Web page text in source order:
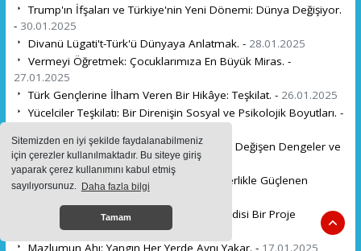
Sitemizden en iyi şekilde faydalanabilmeniz
için çerezler kullanılmaktadır. Bu siteye giriş
yaparak çerez kullanımını kabul etmiş
sayılıyorsunuz. Daha fazla bilgi
Tamam
Trump'ın İfşaları ve Türkiye'nin Yeni Dönemi: Dünya Değişiyor.
- 30.01.2025
Divanü Lügati't-Türk'ü Dünyaya Anlatmak. - 28.01.2025
Vermeyi Öğretmek: Çocuklarımıza En Büyük Miras. -
27.01.2025
Türk Gençlerine İlham Veren Bir Hikâye: Teşkilat. - 26.01.2025
Yücelciler Teşkilatı: Bir Direnişin Sosyal ve Psikolojik Boyutları. -
İsrail-Hamas Çatışmasında Yeni Dönem: Değişen Dengeler ve
Büyük Kayıplar. -22.01.2025
Bu Memleket Hepimizin: Birlik ve Beraberlikle Güçlenen
19.01.2025
Türkiye Bir Projenin İçerisinde Değil, Kendisi Bir Proje
Kurguladı. -19.01.2025
Mazlumun Ahı: Yangın Her Yerde Aynı Yakar. - 17.01.2025